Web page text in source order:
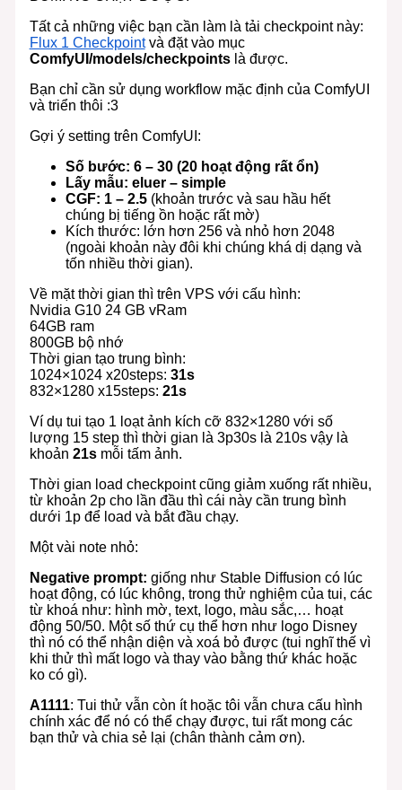
Tất cả những việc bạn cần làm là tải checkpoint này:
Flux 1 Checkpointvà đặt vào mục
ComfyUI/models/checkpointslà được.
Bạn chỉ cần sử dụng workflow mặc định của ComfyUI
và triển thôi :3
Gợi ý setting trên ComfyUI:
Số bước: 6 – 30 (20 hoạt động rất ổn)
Lấy mẫu: eluer – simple
CGF: 1 – 2.5(khoản trước và sau hầu hết
chúng bị tiếng ồn hoặc rất mờ)
Kích thước: lớn hơn 256 và nhỏ hơn 2048
(ngoài khoản này đôi khi chúng khá dị dạng và
tốn nhiều thời gian).
Về mặt thời gian thì trên VPS với cấu hình:
Nvidia G10 24 GB vRam
64GB ram
800GB bộ nhớ
Thời gian tạo trung bình:
1024×1024 x20steps: 31s
832×1280 x15steps: 21s
Ví dụ tui tạo 1 loạt ảnh kích cỡ 832×1280 với số
lượng 15 step thì thời gian là 3p30s là 210s vậy là
khoản 21smỗi tấm ảnh.
Thời gian load checkpoint cũng giảm xuống rất nhiều,
từ khoản 2p cho lần đầu thì cái này cần trung bình
dưới 1p để load và bắt đầu chạy.
Một vài note nhỏ:
Negative prompt: giống như Stable Diffusion có lúc
hoạt động, có lúc không, trong thử nghiệm của tui, các
từ khoá như: hình mờ, text, logo, màu sắc,… hoạt
động 50/50. Một số thứ cụ thể hơn như logo Disney
thì nó có thể nhận diện và xoá bỏ được (tui nghĩ thế vì
khi thử thì mất logo và thay vào bằng thứ khác hoặc
ko có gì).
A1111: Tui thử vẫn còn ít hoặc tôi vẫn chưa cấu hình
chính xác để nó có thể chạy được, tui rất mong các
bạn thử và chia sẻ lại (chân thành cảm ơn).